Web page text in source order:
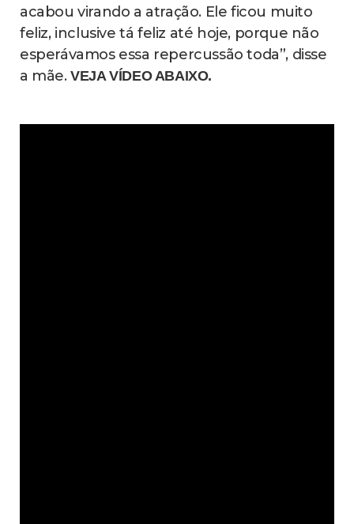
acabou virando a atração. Ele ficou muito
feliz, inclusive tá feliz até hoje, porque não
esperávamos essa repercussão toda”, disse
a mãe.VEJA VÍDEO ABAIXO.